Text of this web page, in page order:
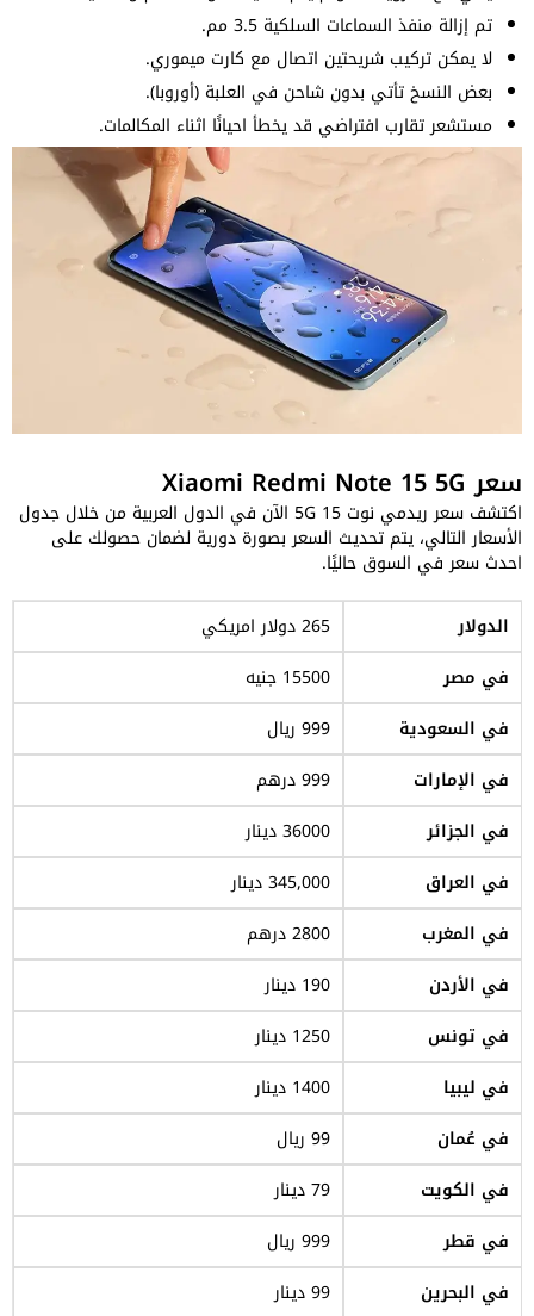
تم إزالة منفذ السماعات السلكية 3.5 مم.
لا يمكن تركيب شريحتين اتصال مع كارت ميموري.
بعض النسخ تأتي بدون شاحن في العلبة (أوروبا).
مستشعر تقارب افتراضي قد يخطأ احيانًا اثناء المكالمات.
سعر Xiaomi Redmi Note 15 5G
اكتشف سعر ريدمي نوت 15 5G الآن في الدول العربية من خلال جدول
الأسعار التالي، يتم تحديث السعر بصورة دورية لضمان حصولك على
احدث سعر في السوق حاليًا.
الدولار
265 دولار امريكي
في مصر
15500 جنيه
في السعودية
999 ريال
في الإمارات
999 درهم
في الجزائر
36000 دينار
في العراق
345,000 دينار
في المغرب
2800 درهم
في الأردن
190 دينار
في تونس
1250 دينار
في ليبيا
1400 دينار
في عُمان
99 ريال
في الكويت
79 دينار
في قطر
999 ريال
في البحرين
99 دينار